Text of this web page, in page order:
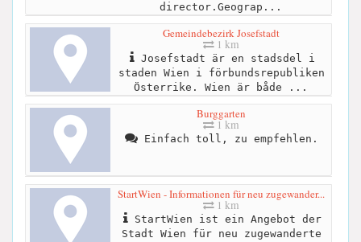
director.Geograp...
Gemeindebezirk Josefstadt
1 km
Josefstadt är en stadsdel i
staden Wien i förbundsrepubliken
Österrike. Wien är både ...
Burggarten
1 km
Einfach toll, zu empfehlen.
StartWien - Informationen für neu zugewander...
1 km
StartWien ist ein Angebot der
Stadt Wien für neu zugewanderte